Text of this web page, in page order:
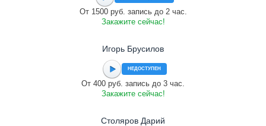
От 1500 руб. запись до 2 час.
Закажите сейчас!
Игорь Брусилов
НЕДОСТУПЕН
От 400 руб. запись до 3 час.
Закажите сейчас!
Столяров Дарий